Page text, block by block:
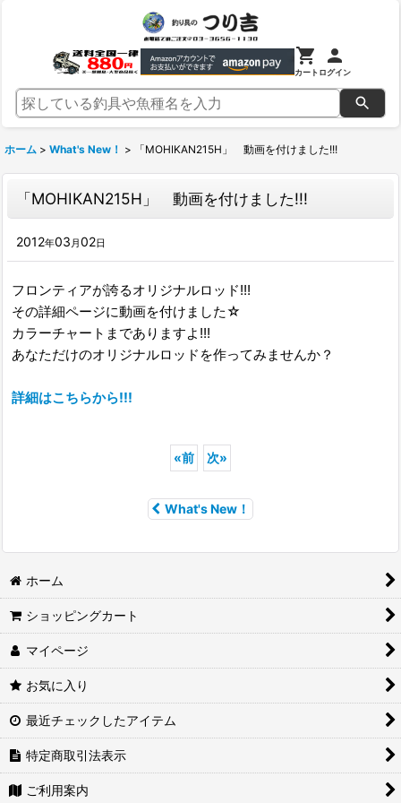
カートログイン
ホーム > What's New！ > 「MOHIKAN215H」 動画を付けました!!!
「MOHIKAN215H」 動画を付けました!!!
2012年03 月02日
フロンティアが誇るオリジナルロッド!!!
その詳細ページに動画を付けました☆
カラーチャートまでありますよ!!!
あなただけのオリジナルロッドを作ってみませんか？
詳細はこちらから!!!
«前 次»
What's New！
ホーム
ショッピングカート
マイページ
お気に入り
最近チェックしたアイテム
特定商取引法表示
ご利用案内